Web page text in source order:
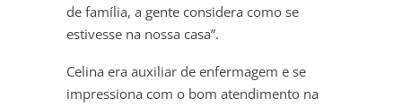
de família, a gente considera como se
estivesse na nossa casa”.
Celina era auxiliar de enfermagem e se
impressiona com o bom atendimento na